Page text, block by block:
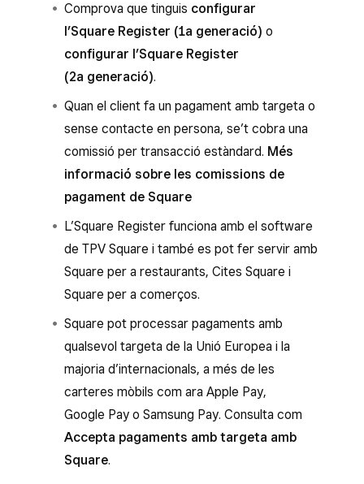
Comprova que tinguis configurar
l’Square Register (1a generació) o
configurar l’Square Register
(2a generació).
Quan el client fa un pagament amb targeta o
sense contacte en persona, se’t cobra una
comissió per transacció estàndard. Més
informació sobre les comissions de
pagament de Square
L’Square Register funciona amb el software
de TPV Square i també es pot fer servir amb
Square per a restaurants, Cites Square i
Square per a comerços.
Square pot processar pagaments amb
qualsevol targeta de la Unió Europea i la
majoria d’internacionals, a més de les
carteres mòbils com ara Apple Pay,
Google Pay o Samsung Pay. Consulta com
Accepta pagaments amb targeta amb
Square.